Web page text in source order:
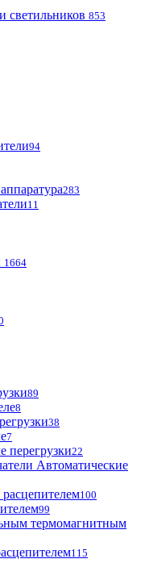
светильников 853
94
283
11
1664
89
8
38
7
перегрузки22
Автоматические
100
99
термомагнитным
115